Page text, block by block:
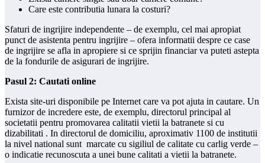
Care este contributia lunara la costuri?
Sfaturi de ingrijire independente – de exemplu, cel mai apropiat
punct de asistenta pentru ingrijire – ofera informatii despre ce case
de ingrijire se afla in apropiere si ce sprijin financiar va puteti astepta
de la fondurile de asigurari de ingrijire.
Pasul 2: Cautati online
Exista site-uri disponibile pe Internet care va pot ajuta in cautare. Un
furnizor de incredere este, de exemplu, directorul principal al
societatii pentru promovarea calitatii vietii la batranete si cu
dizabilitati . In directorul de domiciliu, aproximativ 1100 de institutii
la nivel national sunt marcate cu sigiliul de calitate cu carlig verde –
o indicatie recunoscuta a unei bune calitati a vietii la batranete.